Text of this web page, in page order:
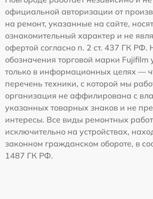
официальной авторизации от
на ремонт, указанные на сайте,
ознакомительный характер и не
офертой согласно п. 2 ст. 437 ГК РФ.
обозначения торговой марки Fujifilm
только в информационных целях —
перечень техники, с которой мы
организация не аффилирована с
указанных товарных знаков и не
интересы. Все виды ремонтных
исключительно на устройствах,
законном гражданском обороте, в
1487 ГК РФ.